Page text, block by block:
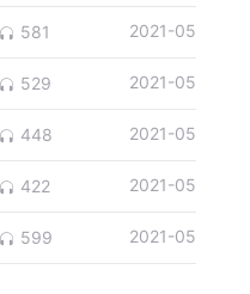
581 2021-05
529 2021-05
448 2021-05
422 2021-05
599 2021-05